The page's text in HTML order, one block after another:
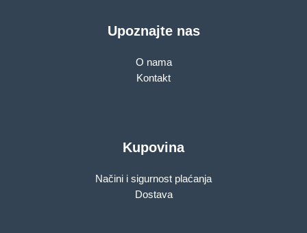
Upoznajte nas
O nama
Kontakt
Kupovina
Načini i sigurnost plaćanja
Dostava